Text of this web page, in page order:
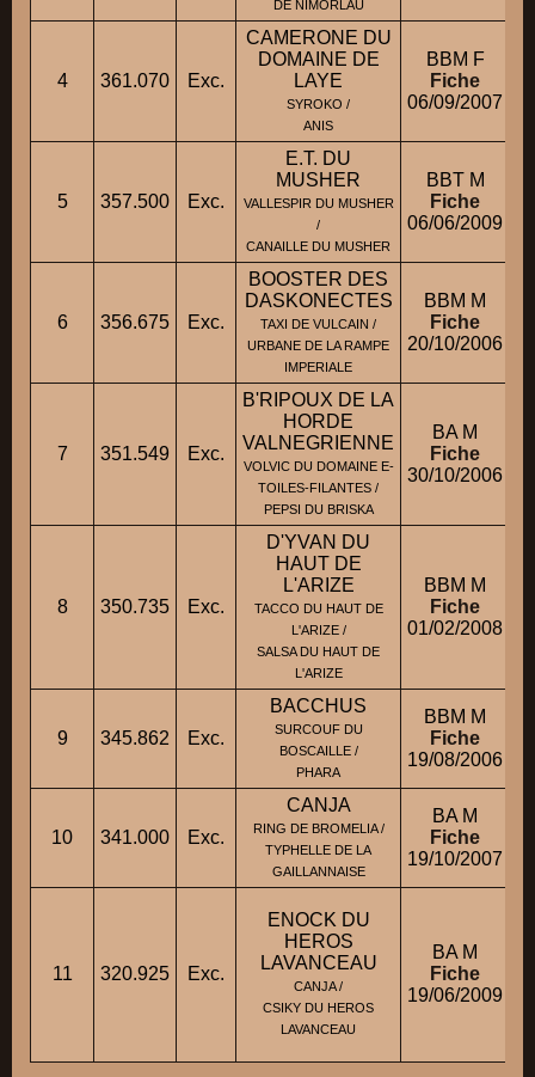
DE NIMORLAU
4 361.070 Exc.
CAMERONE DU
DOMAINE DE
LAYE
SYROKO /
ANIS
BBM F
Fiche
06/09/2007
5 357.500 Exc.
E.T. DU
MUSHER
VALLESPIR DU MUSHER
/
CANAILLE DU MUSHER
BBT M
Fiche
06/06/2009
6 356.675 Exc.
BOOSTER DES
DASKONECTES
TAXI DE VULCAIN /
URBANE DE LA RAMPE
IMPERIALE
BBM M
Fiche
20/10/2006
7 351.549 Exc.
B'RIPOUX DE LA
HORDE
VALNEGRIENNE
VOLVIC DU DOMAINE E-
TOILES-FILANTES /
PEPSI DU BRISKA
BA M
Fiche
30/10/2006
8 350.735 Exc.
D'YVAN DU
HAUT DE
L'ARIZE
TACCO DU HAUT DE
L'ARIZE /
SALSA DU HAUT DE
L'ARIZE
BBM M
Fiche
01/02/2008
9 345.862 Exc.
BACCHUS
SURCOUF DU
BOSCAILLE /
PHARA
BBM M
Fiche
19/08/2006
10 341.000 Exc.
CANJA
RING DE BROMELIA /
TYPHELLE DE LA
GAILLANNAISE
BA M
Fiche
19/10/2007
11 320.925 Exc.
ENOCK DU
HEROS
LAVANCEAU
CANJA /
CSIKY DU HEROS
LAVANCEAU
BA M
Fiche
19/06/2009